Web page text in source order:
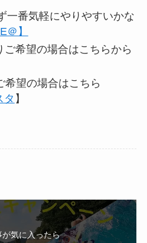
一番気軽にやりやすいかな
＠】
ご希望の場合はこちらから
希望の場合はこちら
タ 】
が気に入ったら